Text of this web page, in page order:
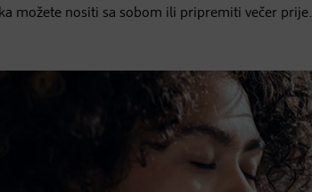
možete nositi sa sobom ili pripremiti večer prije.